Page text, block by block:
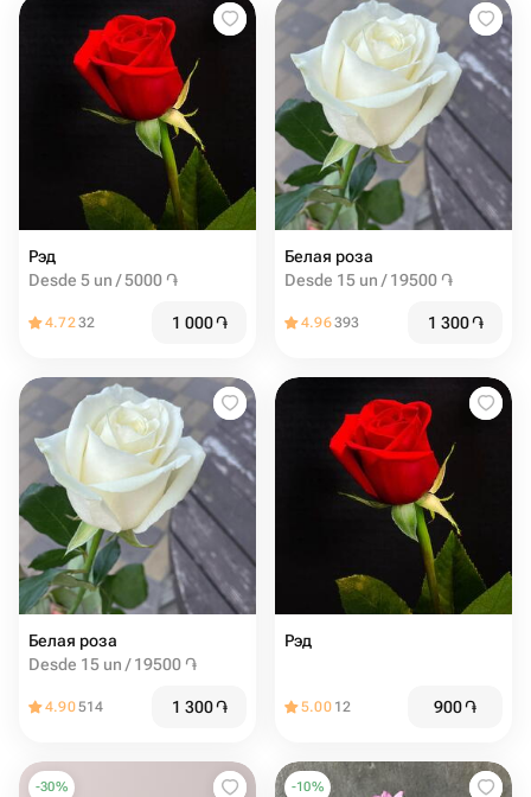
Рэд
Desde 5 un / 5000 ֏
4.7232 1 000֏
Белая роза
Desde 15 un / 19500 ֏
4.96393 1 300֏
Белая роза
Desde 15 un / 19500 ֏
4.90514 1 300֏
Рэд
5.00 12 900֏
-30% -10%